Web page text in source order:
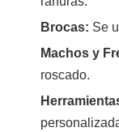
Brocas: Se
Machos y
roscado.